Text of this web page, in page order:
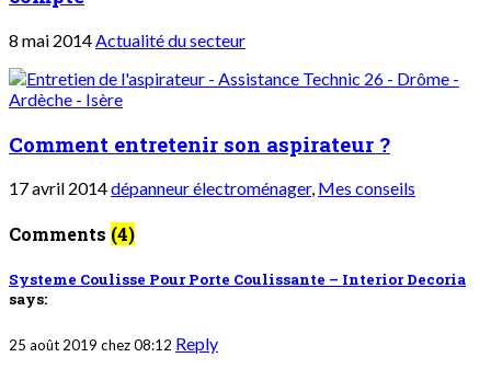
8 mai 2014Actualité du secteur
Comment entretenir son aspirateur ?
17 avril 2014dépanneur électroménager, Mes conseils
Comments (4)
Systeme Coulisse Pour Porte Coulissante – Interior Decoria
says:
25 août 2019 chez 08:12 Reply